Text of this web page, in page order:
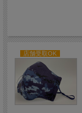
店舗受取OK